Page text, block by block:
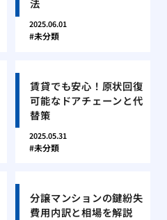
法
2025.06.01
未分類
賃貸でも安心！原状回復
可能なドアチェーンと代
替策
2025.05.31
未分類
分譲マンションの鍵紛失
費用内訳と相場を解説